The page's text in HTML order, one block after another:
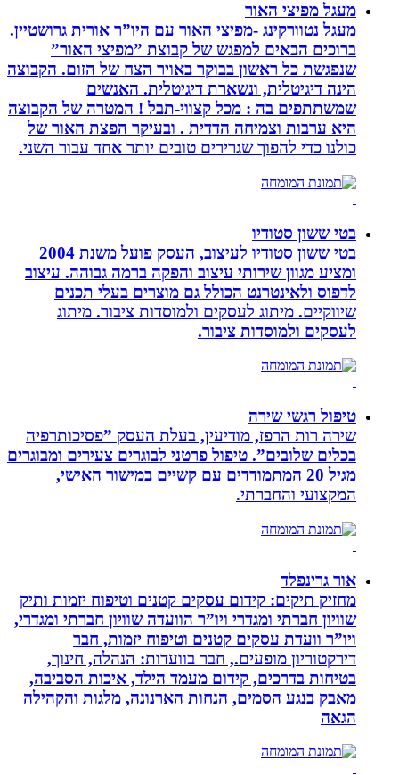
מעגל מפיצי האור
מעגל נטוורקינג -מפיצי האור עם היו”ר אורית גרושטיין.
ברוכים הבאים למפגש של קבוצת ”מפיצי האור”
שנפגשת כל ראשון בבוקר באויר הצח של הזום. הקבוצה
הינה דיגיטלית, ונשארת דיגיטלית. האנשים
שמשתתפים בה : מכל קצווי-תבל ! המטרה של הקבוצה
היא ערבות וצמיחה הדדית . ובעיקר הפצת האור של
כולנו כדי להפוך שגרירים טובים יותר אחד עבור השני.
בטי ששון סטודיו
בטי ששון סטודיו לעיצוב, העסק פועל משנת 2004
ומציע מגוון שירותי עיצוב והפקה ברמה גבוהה. עיצוב
לדפוס ולאינטרנט הכולל גם מוצרים בעלי תכנים
שיווקיים. מיתוג לעסקים ולמוסדות ציבור. מיתוג
לעסקים ולמוסדות ציבור.
טיפול רגשי שירה
שירה רות הרפז, מודיעין, בעלת העסק ”פסיכותרפיה
בכלים שלובים”. טיפול פרטני לבוגרים צעירים ומבוגרים
מגיל 20 המתמודדים עם קשיים במישור האישי,
המקצועי והחברתי.
אור גרינפלד
מחזיק תיקים: קידום עסקים קטנים וטיפוח יזמות ותיק
שוויון חברתי ומגדרי ויו”ר הוועדה שוויון חברתי ומגדרי,
ויו”ר וועדת עסקים קטנים וטיפוח יזמות, חבר
דירקטוריון מופעים., חבר בוועדות: הנהלה, חינוך,
בטיחות בדרכים, קידום מעמד הילד, איכות הסביבה,
מאבק בנגע הסמים, הנחות הארנונה, מלגות והקהילה